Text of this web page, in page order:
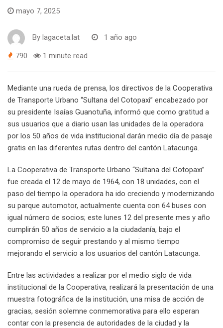
mayo 7, 2025
By lagaceta.lat 1 año ago
790 1 minute read
Mediante una rueda de prensa, los directivos de la Cooperativa
de Transporte Urbano “Sultana del Cotopaxi” encabezado por
su presidente Isaías Guanotuña, informó que como gratitud a
sus usuarios que a diario usan las unidades de la operadora
por los 50 años de vida institucional darán medio día de pasaje
gratis en las diferentes rutas dentro del cantón Latacunga.
La Cooperativa de Transporte Urbano “Sultana del Cotopaxi”
fue creada el 12 de mayo de 1964, con 18 unidades, con el
paso del tiempo la operadora ha ido creciendo y modernizando
su parque automotor, actualmente cuenta con 64 buses con
igual número de socios; este lunes 12 del presente mes y año
cumplirán 50 años de servicio a la ciudadanía, bajo el
compromiso de seguir prestando y al mismo tiempo
mejorando el servicio a los usuarios del cantón Latacunga.
Entre las actividades a realizar por el medio siglo de vida
institucional de la Cooperativa, realizará la presentación de una
muestra fotográfica de la institución, una misa de acción de
gracias, sesión solemne conmemorativa para ello esperan
contar con la presencia de autoridades de la ciudad y la